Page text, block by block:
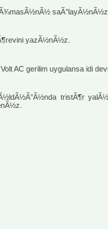
yazÃ½nÃ½z.
AC gerilim uygulansa idi
tristÃ¶r